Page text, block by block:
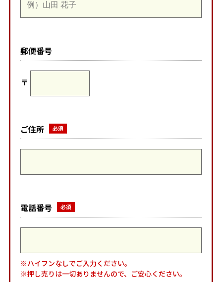
郵便番号
〒
ご住所
電話番号
※ハイフンなしでご入力ください。
※押し売りは一切ありませんので、ご安心ください。